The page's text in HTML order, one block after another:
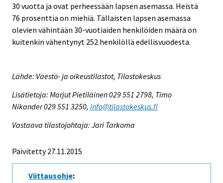
30 vuotta ja ovat perheessään lapsen asemassa. Heistä
76 prosenttia on miehiä. Tällaisten lapsen asemassa
olevien vähintään 30-vuotiaiden henkilöiden määrä on
kuitenkin vähentynyt 252 henkilöllä edellisvuodesta.
Lähde: Väestö- ja oikeustilastot, Tilastokeskus
Lisätietoja: Marjut Pietiläinen 029 551 2798, Timo
Nikander 029 551 3250, info@tilastokeskus.fi
Vastaava tilastojohtaja: Jari Tarkoma
Päivitetty 27.11.2015
Viittausohje: